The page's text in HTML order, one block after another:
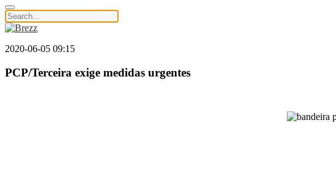
2020-06-05 09:15
PCP/Terceira exige medidas urgentes